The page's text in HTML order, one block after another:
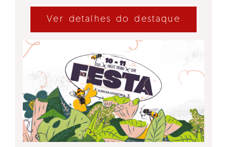
Ver detalhes do destaque